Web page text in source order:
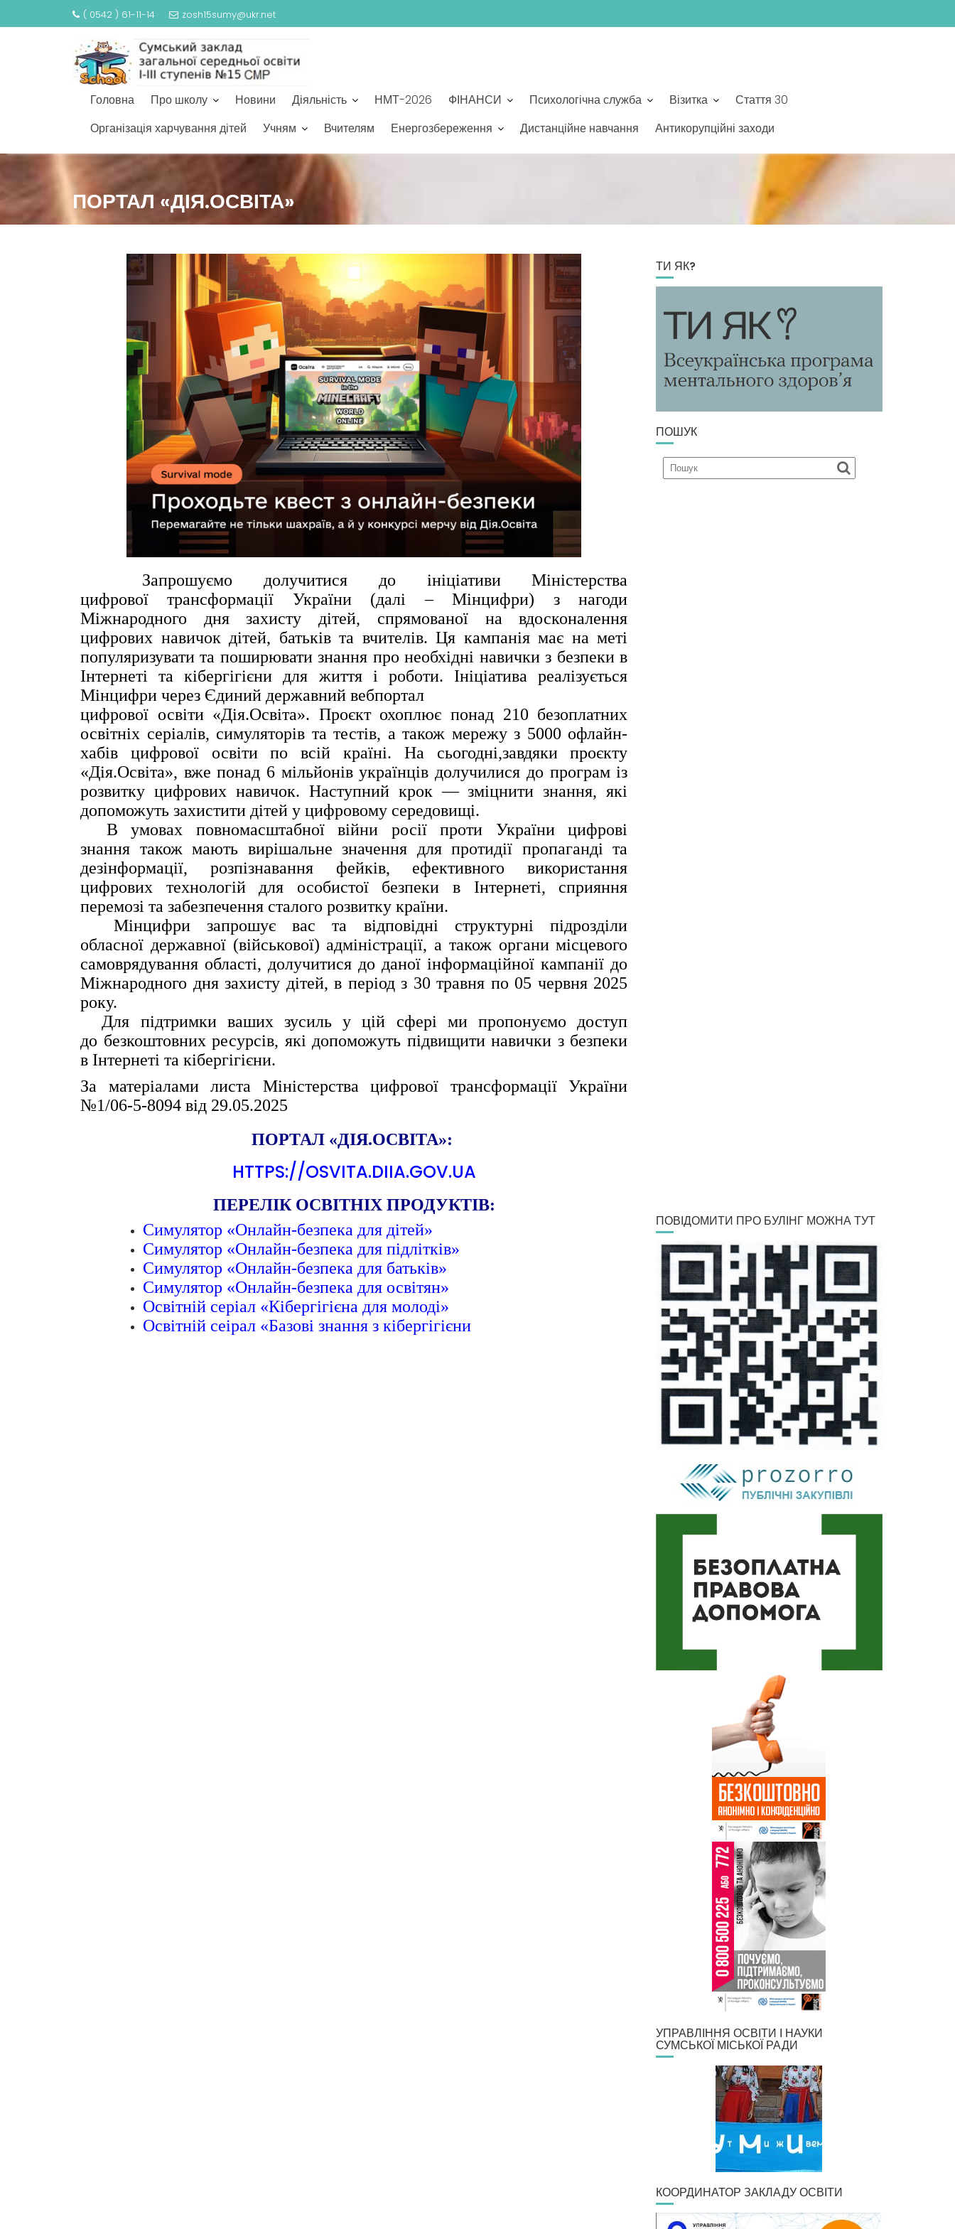
( 0542 ) 61-11-14 zosh15sumy@ukr.net
Головна Про школу Новини Діяльність НМТ-2026 ФІНАНСИ Психологічна служба Візитка
Стаття 30
Організація харчування дітей
Учням Вчителям Енергозбереження Дистанційне навчання Антикорупційні заходи
ПОРТАЛ «ДІЯ.ОСВІТА»
Запрошуємо долучитися до ініціативи Міністерства
цифровоїтрансформації України (далі – Мінцифри) з нагоди
Міжнародного дня захисту дітей, спрямованої на вдосконалення
цифрових навичок дітей, батьків та вчителів. Ця кампанія має на меті
популяризувати та поширювати знання пронеобхідні навички з безпеки в
Інтернеті та кібергігієни для життя і роботи. Ініціатива реалізується
Мінцифри через Єдиний державний вебпортал
цифрової освіти «Дія.Освіта». Проєкт охоплює понад 210 безоплатних
освітніх серіалів, симуляторів та тестів, а також мережу з 5000 офлайн-
хабів цифрової освіти по всій країні. На сьогодні,завдяки проєкту
«Дія.Освіта», вже понад 6 мільйонів українців долучилися до програм із
розвитку цифрових навичок. Наступний крок —зміцнити знання, які
допоможуть захистити дітей у цифровому середовищі.
В умовах повномасштабної війни росії проти України цифрові
знання також мають вирішальне значення для протидії пропаганді та
дезінформації, розпізнавання фейків, ефективного використання
цифрових технологій для особистої безпеки в Інтернеті, сприяння
перемозі та забезпечення сталого розвитку країни.
Мінцифри запрошує вас та відповідні структурні підрозділи
обласної державної (військової) адміністрації, а також органи місцевого
самоврядування області, долучитися до даної інформаційної кампанії до
Міжнародного днязахисту дітей, в період з 30 травня по 05 червня 2025
року.
Для підтримки ваших зусиль у цій сфері ми пропонуємо доступ
до безкоштовних ресурсів, які допоможуть підвищити навички з безпеки
в Інтернеті та кібергігієни.
За матеріалами листа Міністерства цифрової трансформації України
№1/06-5-8094 від 29.05.2025
ПОРТАЛ «ДІЯ.ОСВІТА»:
HTTPS://OSVITA.DIIA.GOV.UA
ПЕРЕЛІК ОСВІТНІХ ПРОДУКТІВ:
Симулятор «Онлайн-безпека для дітей»
Симулятор «Онлайн-безпека для підлітків»
Симулятор «Онлайн-безпека для батьків»
Симулятор «Онлайн-безпека для освітян»
Освітній серіал «Кібергігієна для молоді»
Освітній сеірал «Базові знання з кібергігієни
ТИ ЯК?
ПОШУК
ПОВІДОМИТИ ПРО БУЛІНГ МОЖНА ТУТ
УПРАВЛІННЯ ОСВІТИ І НАУКИ
СУМСЬКОЇ МІСЬКОЇ РАДИ
КООРДИНАТОР ЗАКЛАДУ ОСВІТИ